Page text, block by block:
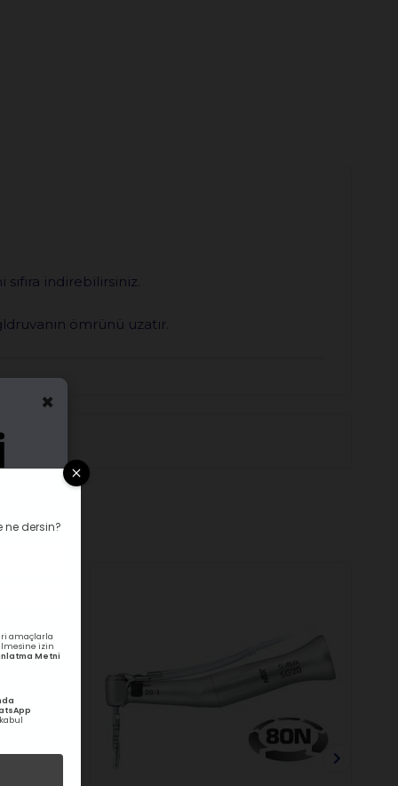
indirebilirsiniz.
ömrünü uzatır.
×
ne dersin?
amaçlarla
izin
Metni
kabul